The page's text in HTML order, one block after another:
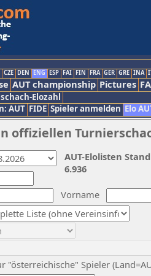
CZE DEN ENG ESP FAI FIN FRA GER GRE INA
AUT championship Pictures
Elozahl
AUT FIDE Spieler anmelden Elo
offiziellen
Vorname
"österreichische" Spieler
AUT-Elolisten
6.936